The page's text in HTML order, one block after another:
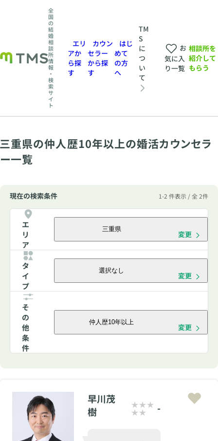
全
国
の
結
婚
相
談
所
情
報
・
検
索
サ
イ
ト
エリ
アか
ら探
す
カウン
セラー
から探
す
はじ
めて
の方
へ
TM
S
に
つ
い
て
お
気に入
り一覧
相談所を
紹介して
もらう
重県の仲人歴10年以上の婚活カウンセラ
ー一覧
現在の検索条件 1-2 件表示 / 全 2件
エ
リ
ア
三重県
変更
タ
イ
プ
選択なし
変更
そ
の
他
条
件
仲人歴10年以上
変更
早川茂
樹
-